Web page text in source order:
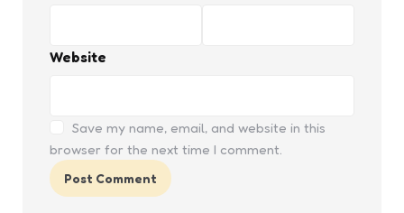
Website
Save my name, email, and website in this
browser for the next time I comment.